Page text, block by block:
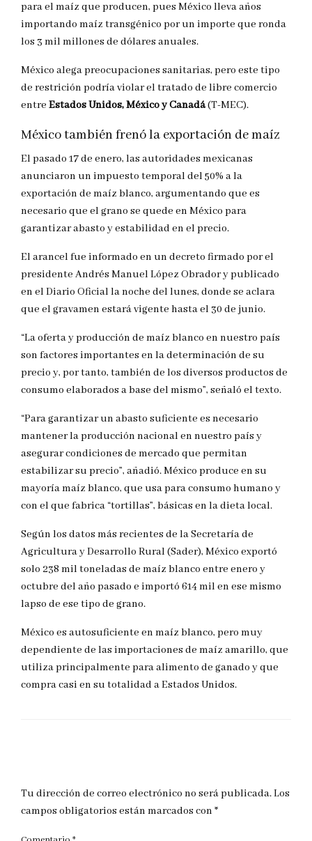
para el maíz que producen, pues México lleva años
importando maíz transgénico por un importe que ronda
los 3 mil millones de dólares anuales.
México alega preocupaciones sanitarias, pero este tipo
de restrición podría violar el tratado de libre comercio
entre Estados Unidos, México y Canadá(T-MEC).
México también frenó la exportación de maíz
El pasado 17 de enero, las autoridades mexicanas
anunciaron un impuesto temporal del 50% a la
exportación de maíz blanco, argumentando que es
necesario que el grano se quede en México para
garantizar abasto y estabilidad en el precio.
El arancel fue informado en un decreto firmado por el
presidente Andrés Manuel López Obrador y publicado
en el Diario Oficial la noche del lunes, donde se aclara
que el gravamen estará vigente hasta el 30 de junio.
“La oferta y producción de maíz blanco en nuestro país
son factores importantes en la determinación de su
precio y, por tanto, también de los diversos productos de
consumo elaborados a base del mismo”, señaló el texto.
“Para garantizar un abasto suficiente es necesario
mantener la producción nacional en nuestro país y
asegurar condiciones de mercado que permitan
estabilizar su precio”, añadió. México produce en su
mayoría maíz blanco, que usa para consumo humano y
con el que fabrica “tortillas”, básicas en la dieta local.
Según los datos más recientes de la Secretaría de
Agricultura y Desarrollo Rural (Sader), México exportó
solo 238 mil toneladas de maíz blanco entre enero y
octubre del año pasado e importó 614 mil en ese mismo
lapso de ese tipo de grano.
México es autosuficiente en maíz blanco, pero muy
dependiente de las importaciones de maíz amarillo, que
utiliza principalmente para alimento de ganado y que
compra casi en su totalidad a Estados Unidos.
Tu dirección de correo electrónico no será publicada.Los
campos obligatorios están marcados con *